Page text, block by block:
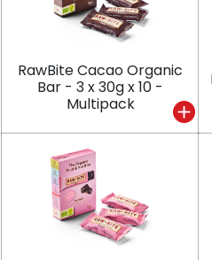
RawBite Cacao Organic
Bar - 3 x 30g x 10 -
Multipack